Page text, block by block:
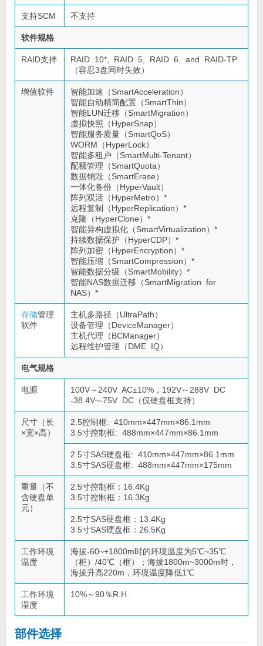
支持SCM 不支持
软件规格
RAID支持
RAID 10*, RAID 5, RAID 6, and RAID-TP
（容忍3盘同时失效）
增值软件
智能加速（SmartAcceleration）
智能自动精简配置（SmartThin）
智能LUN迁移（SmartMigration）
虚拟快照（HyperSnap）
智能服务质量（SmartQoS）
WORM（HyperLock）
智能多租户（SmartMulti-Tenant）
配额管理（SmartQuota）
数据销毁（SmartErase）
一体化备份（HyperVault）
阵列双活（HyperMetro）*
远程复制（HyperReplication）*
克隆（HyperClone）*
智能异构虚拟化（SmartVirtualization）*
持续数据保护（HyperCDP）*
阵列加密（HyperEncryption）*
智能压缩（SmartCompression）*
智能数据分级（SmartMobility）*
智能NAS数据迁移（SmartMigration for
NAS）*
存储管理
软件
主机多路径（UltraPath）
设备管理（DeviceManager）
主机代理（BCManager）
远程维护管理（DME IQ）
电气规格
电源
100V～240V AC±10%，192V～288V DC
-38.4V~-75V DC（仅硬盘框支持）
尺寸（长
×宽×高）
2.5控制框: 410mm×447mm×86.1mm
3.5寸控制框: 488mm×447mm×86.1mm
2.5寸SAS硬盘框: 410mm×447mm×86.1mm
3.5寸SAS硬盘框: 488mm×447mm×175mm
重量（不
含硬盘单
元）
2.5寸控制框：16.4Kg
3.5寸控制框：16.3Kg
2.5寸SAS硬盘框：13.4Kg
3.5寸SAS硬盘框：26.5Kg
工作环境
温度
海拔-60~+1800m时的环境温度为5℃~35℃
（柜）/40℃（框）；海拔1800m~3000m时，
海拔升高220m，环境温度降低1℃
工作环境
湿度
10%～90％R.H.
部件选择